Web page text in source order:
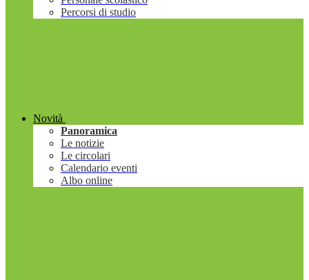
Percorsi di studio
Novità
Panoramica
Le notizie
Le circolari
Calendario eventi
Albo online